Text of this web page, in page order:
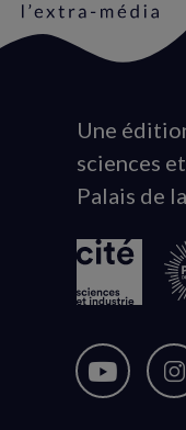
Animation
du
logo
Une
sciences
Palais de
Nous